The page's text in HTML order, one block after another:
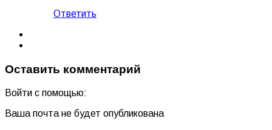
Ответить
Оставить комментарий
Войти с помощью:
Ваша почта не будет опубликована